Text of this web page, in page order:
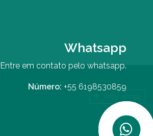
Whatsapp
Entre em contato pelo whatsapp.
Número: +55 6198530859